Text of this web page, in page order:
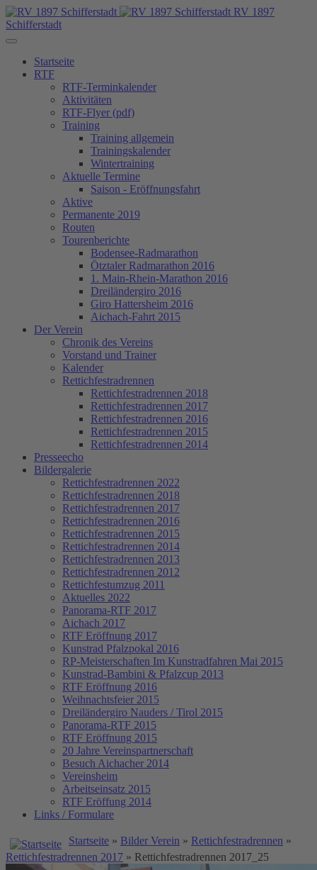
RV 1897
Schifferstadt
Startseite
RTF
RTF-Terminkalender
Aktivitäten
RTF-Flyer (pdf)
Training
Training allgemein
Trainingskalender
Wintertraining
Aktuelle Termine
Saison - Eröffnungsfahrt
Aktive
Permanente 2019
Routen
Tourenberichte
Bodensee-Radmarathon
Ötztaler Radmarathon 2016
1. Main-Rhein-Marathon 2016
Dreiländergiro 2016
Giro Hattersheim 2016
Aichach-Fahrt 2015
Der Verein
Chronik des Vereins
Vorstand und Trainer
Kalender
Rettichfestradrennen
Rettichfestradrennen 2018
Rettichfestradrennen 2017
Rettichfestradrennen 2016
Rettichfestradrennen 2015
Rettichfestradrennen 2014
Presseecho
Bildergalerie
Rettichfestradrennen 2022
Rettichfestradrennen 2018
Rettichfestradrennen 2017
Rettichfestradrennen 2016
Rettichfestradrennen 2015
Rettichfestradrennen 2014
Rettichfestradrennen 2013
Rettichfestradrennen 2012
Rettichfestumzug 2011
Aktuelles 2022
Panorama-RTF 2017
Aichach 2017
RTF Eröffnung 2017
Kunstrad Pfalzpokal 2016
RP-Meisterschaften Im Kunstradfahren Mai 2015
Kunstrad-Bambini & Pfalzcup 2013
RTF Eröffnung 2016
Weihnachtsfeier 2015
Dreiländergiro Nauders / Tirol 2015
Panorama-RTF 2015
RTF Eröffnung 2015
20 Jahre Vereinspartnerschaft
Besuch Aichacher 2014
Vereinsheim
Arbeitseinsatz 2015
RTF Eröffung 2014
Links / Formulare
Startseite » Bilder Verein » Rettichfestradrennen »
Rettichfestradrennen 2017 » Rettichfestradrennen 2017_25